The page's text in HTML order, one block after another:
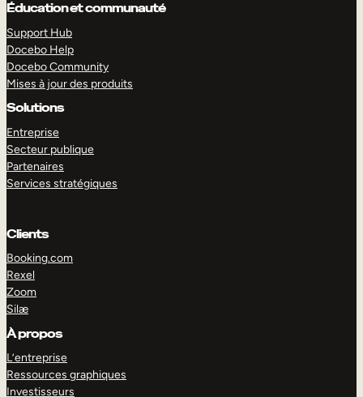
Éducation et communauté
Support Hub
Docebo Help
Docebo Community
Mises à jour des produits
Solutions
Entreprise
Secteur publique
Partenaires
Services stratégiques
Clients
Booking.com
Rexel
Zoom
Silæ
À propos
L’entreprise
Ressources graphiques
Investisseurs